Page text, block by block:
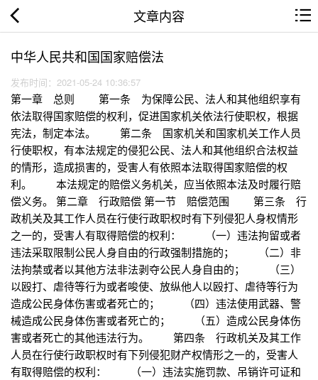
文章内容
中华人民共和国国家赔偿法
发布时间：2021-05-24 10:36:57
第一章 总则 第一条 为保障公民、法人和其他组织享有
依法取得国家赔偿的权利，促进国家机关依法行使职权，根据
宪法，制定本法。 第二条 国家机关和国家机关工作人员
行使职权，有本法规定的侵犯公民、法人和其他组织合法权益
的情形，造成损害的，受害人有依照本法取得国家赔偿的权
利。 本法规定的赔偿义务机关，应当依照本法及时履行赔
偿义务。 第二章 行政赔偿 第一节 赔偿范围 第三条 行
政机关及其工作人员在行使行政职权时有下列侵犯人身权情形
之一的，受害人有取得赔偿的权利： （一）违法拘留或者
违法采取限制公民人身自由的行政强制措施的； （二）非
法拘禁或者以其他方法非法剥夺公民人身自由的； （三）
以殴打、虐待等行为或者唆使、放纵他人以殴打、虐待等行为
造成公民身体伤害或者死亡的； （四）违法使用武器、警
械造成公民身体伤害或者死亡的； （五）造成公民身体伤
害或者死亡的其他违法行为。 第四条 行政机关及其工作
人员在行使行政职权时有下列侵犯财产权情形之一的，受害人
有取得赔偿的权利： （一）违法实施罚款、吊销许可证和